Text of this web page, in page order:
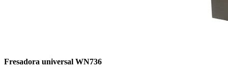
Fresadora universal WN736